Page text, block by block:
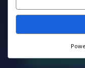
Siga